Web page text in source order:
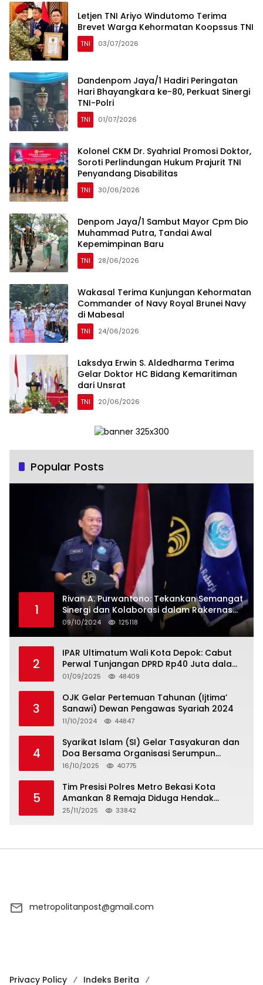
Letjen TNI Ariyo Windutomo Terima
Brevet Warga Kehormatan Koopssus TNI
TNI 03/07/2026
Dandenpom Jaya/1 Hadiri Peringatan
Hari Bhayangkara ke-80, Perkuat Sinergi
TNI-Polri
TNI 01/07/2026
Kolonel CKM Dr. Syahrial Promosi Doktor,
Soroti Perlindungan Hukum Prajurit TNI
Penyandang Disabilitas
TNI 30/06/2026
Denpom Jaya/1 Sambut Mayor Cpm Dio
Muhammad Putra, Tandai Awal
Kepemimpinan Baru
TNI 28/06/2026
Wakasal Terima Kunjungan Kehormatan
Commander of Navy Royal Brunei Navy
di Mabesal
TNI 24/06/2026
Laksdya Erwin S. Aldedharma Terima
Gelar Doktor HC Bidang Kemaritiman
dari Unsrat
TNI 20/06/2026
Popular Posts
1
Rivan A. Purwantono: Tekankan Semangat
Sinergi dan Kolaborasi dalam Rakernas
Serikat Pekerja Jasa Raharja
09/10/2024 125118
2
IPAR Ultimatum Wali Kota Depok: Cabut
Perwal Tunjangan DPRD Rp40 Juta dalam
5 Hari atau Hadapi Aksi Rakyat
01/09/2025 48409
3
OJK Gelar Pertemuan Tahunan (Ijtima’
Sanawi) Dewan Pengawas Syariah 2024
11/10/2024 44847
4
Syarikat Islam (SI) Gelar Tasyakuran dan
Doa Bersama Organisasi Serumpun
Syarikat Islam Doa
16/10/2025 40775
5
Tim Presisi Polres Metro Bekasi Kota
Amankan 8 Remaja Diduga Hendak
Tawuran
25/11/2025 33842
metropolitanpost@gmail.com
Privacy Policy Indeks Berita